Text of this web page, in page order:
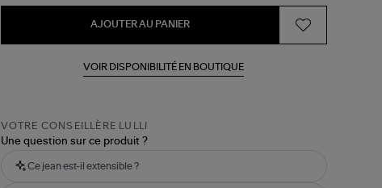
AJOUTER AU PANIER
VOIR DISPONIBILITÉ EN BOUTIQUE
VOTRE CONSEILLÈRE LULLI
Une question sur ce produit ?
Ce jean est-il extensible ?